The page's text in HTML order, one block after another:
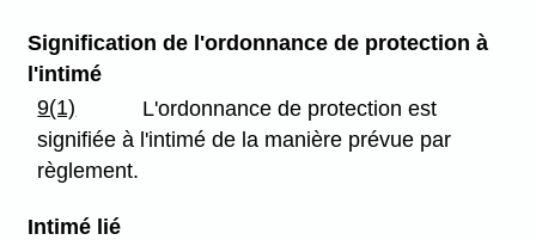
Signification de l'ordonnance de protection à
l'intimé
9(1)
L'ordonnance de protection est
signifiée à l'intimé de la manière prévue par
règlement.
Intimé lié